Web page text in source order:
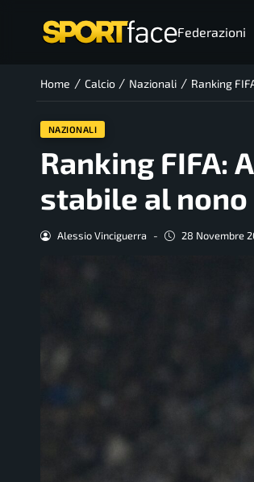
Federazioni
Home / Calcio / Nazionali / Ranking
NAZIONALI
Ranking FIFA:
stabile al
Alessio Vinciguerra - 28 Novembre